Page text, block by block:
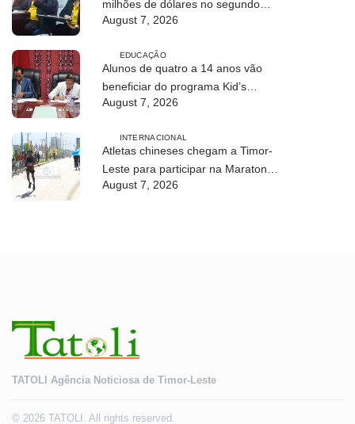
milhões de dólares no segundo
trimestre
August 7, 2026
EDUCAÇÃO
Alunos de quatro a 14 anos vão
beneficiar do programa Kid’s
Athletics
August 7, 2026
INTERNACIONAL
Atletas chineses chegam a Timor-
Leste para participar na Maratona
Internacional de Díli 2026
August 7, 2026
TATOLI Agência Noticiosa de Timor-Leste
© 2026 TATOLI. All rights reserved.